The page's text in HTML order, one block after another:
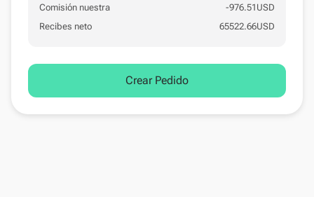
Comisión nuestra -976.51 USD
Recibes neto
65522.66USD
Crear Pedido